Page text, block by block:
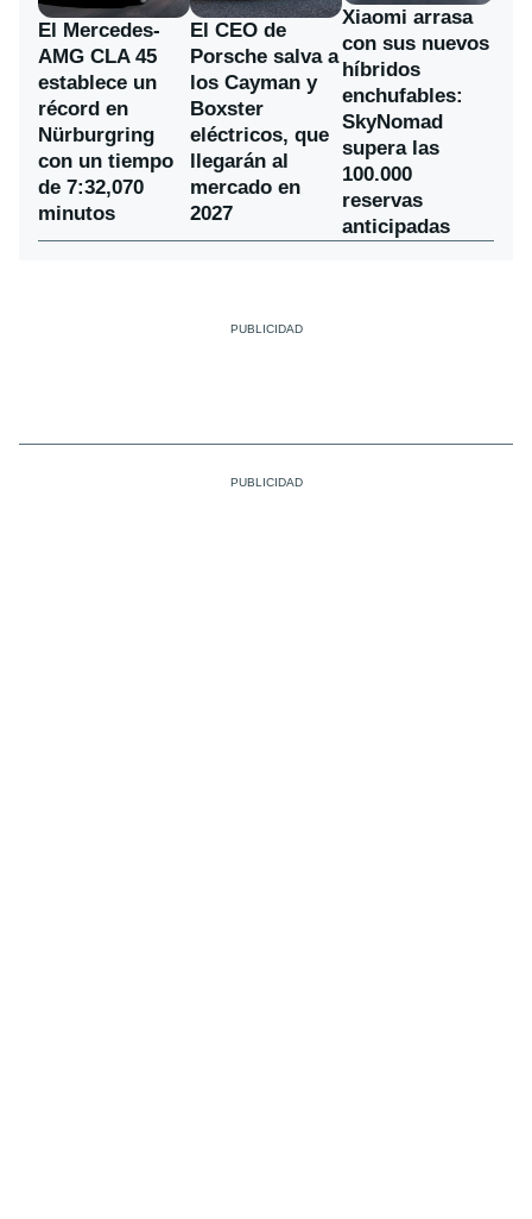
El Mercedes-
AMG CLA 45
establece un
récord en
Nürburgring
con un tiempo
de 7:32,070
minutos
El CEO de
Porsche salva a
los Cayman y
Boxster
eléctricos, que
llegarán al
mercado en
2027
Xiaomi arrasa
con sus nuevos
híbridos
enchufables:
SkyNomad
supera las
100.000
reservas
anticipadas